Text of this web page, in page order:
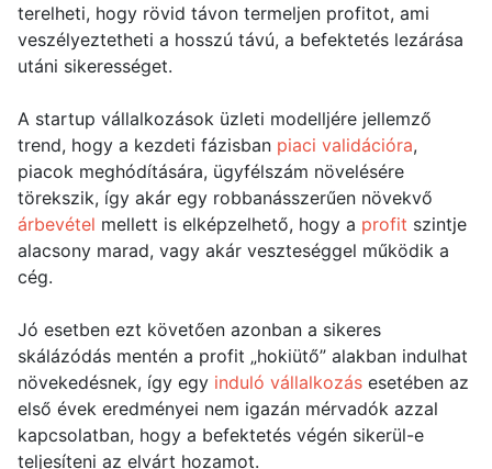
terelheti, hogy rövid távon termeljen profitot, ami
veszélyeztetheti a hosszú távú, a befektetés lezárása
utáni sikerességet.
A startup vállalkozások üzleti modelljére jellemző
trend, hogy a kezdeti fázisban piaci validációra,
piacok meghódítására, ügyfélszám növelésére
törekszik, így akár egy robbanásszerűen növekvő
árbevétel mellett is elképzelhető, hogy a profit szintje
alacsony marad, vagy akár veszteséggel működik a
cég.
Jó esetben ezt követően azonban a sikeres
skálázódás mentén a profit „hokiütő” alakban indulhat
növekedésnek, így egy induló vállalkozás esetében az
első évek eredményei nem igazán mérvadók azzal
kapcsolatban, hogy a befektetés végén sikerül-e
teljesíteni az elvárt hozamot.